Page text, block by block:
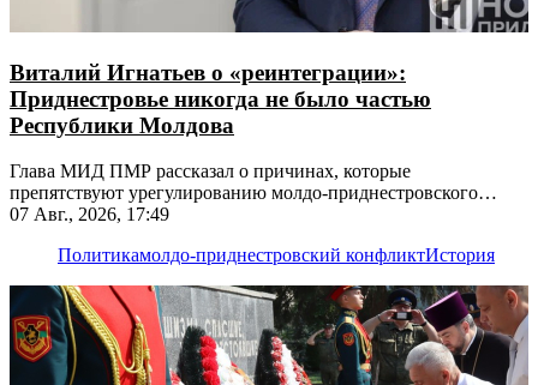
Виталий Игнатьев о «реинтеграции»:
Приднестровье никогда не было частью
Республики Молдова
Глава МИД ПМР рассказал о причинах, которые
препятствуют урегулированию молдо-приднестровского
конфликта
07 Авг., 2026, 17:49
Политикамолдо-приднестровский конфликтИстория